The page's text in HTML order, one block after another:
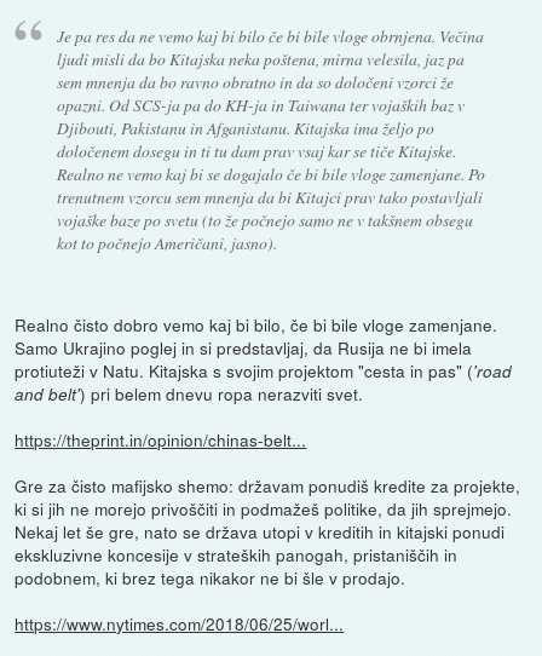
Je pa res da ne vemo kaj bi bilo če bi bile vloge obrnjena. Večina
ljudi misli da bo Kitajska neka poštena, mirna velesila, jaz pa
sem mnenja da bo ravno obratno in da so določeni vzorci že
opazni. Od SCS-ja pa do KH-ja in Taiwana ter vojaških baz v
Djibouti, Pakistanu in Afganistanu. Kitajska ima željo po
določenem dosegu in ti tu dam prav vsaj kar se tiče Kitajske.
Realno ne vemo kaj bi se dogajalo če bi bile vloge zamenjane. Po
trenutnem vzorcu sem mnenja da bi Kitajci prav tako postavljali
vojaške baze po svetu (to že počnejo samo ne v takšnem obsegu
kot to počnejo Američani, jasno).
Realno čisto dobro vemo kaj bi bilo, če bi bile vloge zamenjane.
Samo Ukrajino poglej in si predstavljaj, da Rusija ne bi imela
protiuteži v Natu. Kitajska s svojim projektom "cesta in pas" ('road
and belt') pri belem dnevu ropa nerazviti svet.
https://theprint.in/opinion/chinas-belt...
Gre za čisto mafijsko shemo: državam ponudiš kredite za projekte,
ki si jih ne morejo privoščiti in podmažeš politike, da jih sprejmejo.
Nekaj let še gre, nato se država utopi v kreditih in kitajski ponudi
ekskluzivne koncesije v strateških panogah, pristaniščih in
podobnem, ki brez tega nikakor ne bi šle v prodajo.
https://www.nytimes.com/2018/06/25/worl...